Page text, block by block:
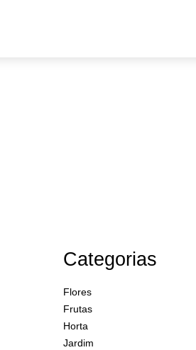
Categorias
Flores
Frutas
Horta
Jardim